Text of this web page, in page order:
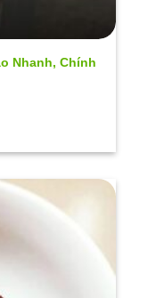
Nhanh, Chính